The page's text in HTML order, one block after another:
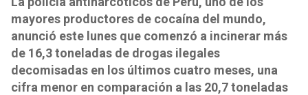
mayores productores de cocaína del mundo,
anunció este lunes que comenzó a incinerar más
de 16,3 toneladas de drogas ilegales
decomisadas en los últimos cuatro meses, una
cifra menor en comparación a las 20,7 toneladas